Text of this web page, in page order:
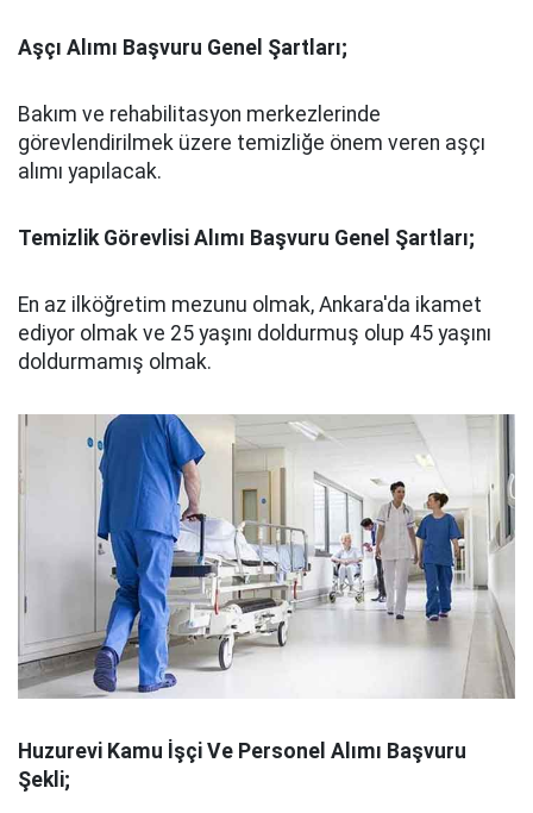
Aşçı Alımı Başvuru Genel Şartları;
Bakım ve rehabilitasyon merkezlerinde
görevlendirilmek üzere temizliğe önem veren aşçı
alımı yapılacak.
Temizlik Görevlisi Alımı Başvuru Genel Şartları;
En az ilköğretim mezunu olmak, Ankara'da ikamet
ediyor olmak ve 25 yaşını doldurmuş olup 45 yaşını
doldurmamış olmak.
Huzurevi Kamu İşçi Ve Personel Alımı Başvuru
Şekli;